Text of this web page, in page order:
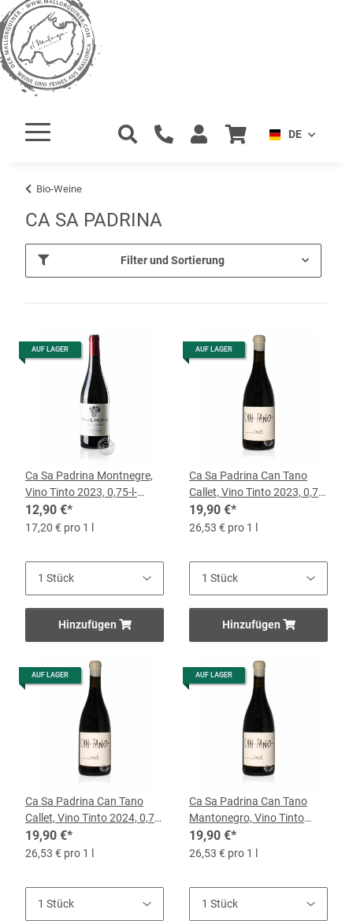
DE
Bio-Weine
CA SA PADRINA
Filter und Sortierung
AUF LAGER
Ca Sa Padrina Montnegre,
Vino Tinto 2023, 0,75-l-
Flasche
12,90 €*
17,20 € pro 1 l
Hinzufügen
AUF LAGER
Ca Sa Padrina Can Tano
Callet, Vino Tinto 2023, 0,75-
l-Flasche
19,90 €*
26,53 € pro 1 l
Hinzufügen
AUF LAGER
Ca Sa Padrina Can Tano
Callet, Vino Tinto 2024, 0,75-
l-Flasche
19,90 €*
26,53 € pro 1 l
AUF LAGER
Ca Sa Padrina Can Tano
Mantonegro, Vino Tinto
2024, 0,75-l-Flasche
19,90 €*
26,53 € pro 1 l